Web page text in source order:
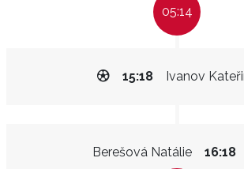
05:14
Ivanov
15:18
Berešová Natálie 16:18